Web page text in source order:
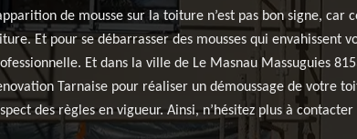
de mousse sur la toiture n’est pas bon signe,
Et pour se débarrasser des mousses qui
Et dans la ville de Le Masnau Massuguies
Tarnaise pour réaliser un démoussage de votre
des règles en vigueur. Ainsi, n’hésitez plus à